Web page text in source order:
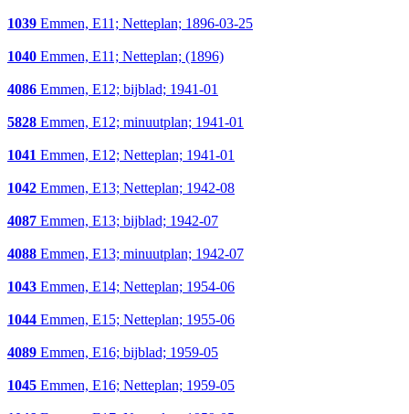
1039 Emmen, E11; Netteplan; 1896-03-25
1040 Emmen, E11; Netteplan; (1896)
4086 Emmen, E12; bijblad; 1941-01
5828 Emmen, E12; minuutplan; 1941-01
1041 Emmen, E12; Netteplan; 1941-01
1042 Emmen, E13; Netteplan; 1942-08
4087 Emmen, E13; bijblad; 1942-07
4088 Emmen, E13; minuutplan; 1942-07
1043 Emmen, E14; Netteplan; 1954-06
1044 Emmen, E15; Netteplan; 1955-06
4089 Emmen, E16; bijblad; 1959-05
1045 Emmen, E16; Netteplan; 1959-05